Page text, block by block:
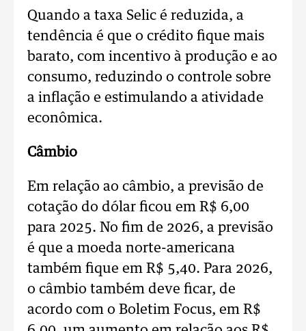
Quando a taxa Selic é reduzida, a
tendência é que o crédito fique mais
barato, com incentivo à produção e ao
consumo, reduzindo o controle sobre
a inflação e estimulando a atividade
econômica.
Câmbio
Em relação ao câmbio, a previsão de
cotação do dólar ficou em R$ 6,00
para 2025. No fim de 2026, a previsão
é que a moeda norte-americana
também fique em R$ 5,40. Para 2026,
o câmbio também deve ficar, de
acordo com o Boletim Focus, em R$